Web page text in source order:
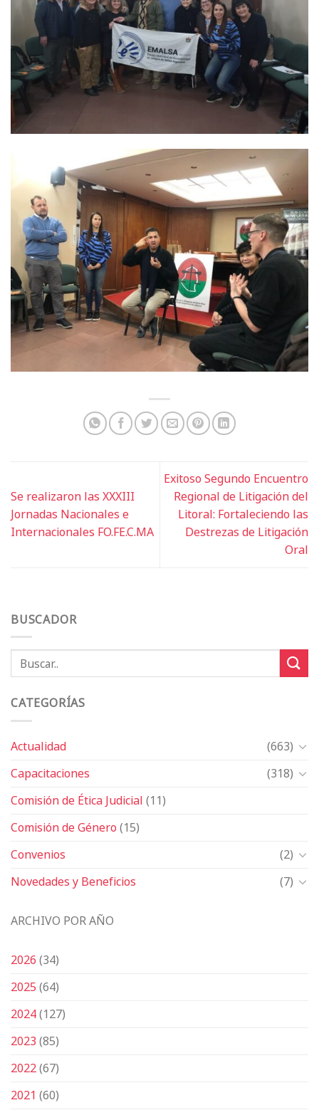
BUSCADOR
CATEGORÍAS
Actualidad
(663)
Capacitaciones
(318)
Comisión de Ética Judicial(11)
Comisión de Género(15)
Convenios
(2)
Novedades y Beneficios
(7)
ARCHIVO POR AÑO
2026(34)
2025(64)
2024(127)
2023(85)
2022(67)
2021 (60)
Se realizaron las XXXIII
Jornadas Nacionales e
Internacionales FO.FE.C.MA
Exitoso Segundo Encuentro
Regional de Litigación del
Litoral: Fortaleciendo las
Destrezas de Litigación
Oral